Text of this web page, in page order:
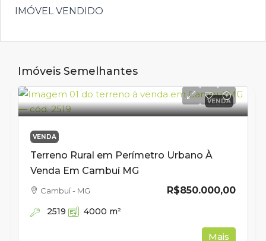
IMÓVEL VENDIDO
Imóveis Semelhantes
VENDA
VENDA
Terreno Rural em Perímetro Urbano À
Venda Em Cambuí MG
R$850.000,00
Cambuí - MG
2519 4000 m²
Mais